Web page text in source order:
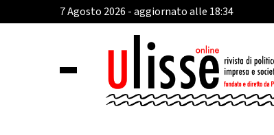
7 Agosto 2026 - aggiornato alle 18:34